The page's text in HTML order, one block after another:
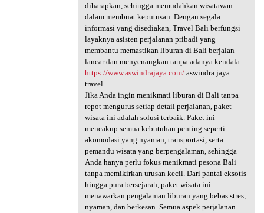
diharapkan, sehingga memudahkan wisatawan
dalam membuat keputusan. Dengan segala
informasi yang disediakan, Travel Bali berfungsi
layaknya asisten perjalanan pribadi yang
membantu memastikan liburan di Bali berjalan
lancar dan menyenangkan tanpa adanya kendala.
https://www.aswindrajaya.com/aswindra jaya
travel .
Jika Anda ingin menikmati liburan di Bali tanpa
repot mengurus setiap detail perjalanan, paket
wisata ini adalah solusi terbaik. Paket ini
mencakup semua kebutuhan penting seperti
akomodasi yang nyaman, transportasi, serta
pemandu wisata yang berpengalaman, sehingga
Anda hanya perlu fokus menikmati pesona Bali
tanpa memikirkan urusan kecil. Dari pantai eksotis
hingga pura bersejarah, paket wisata ini
menawarkan pengalaman liburan yang bebas stres,
nyaman, dan berkesan. Semua aspek perjalanan